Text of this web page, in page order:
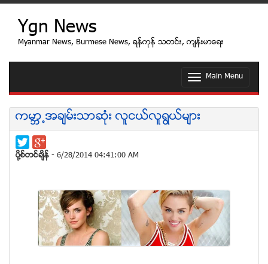
Ygn News
Myanmar News, Burmese News, ရန္ကုန္ သတင္း, က်န္းမာေရး
T
g
e
a
t
n
Main Menu
ကမာၻ႕အခ်မ္းသာဆံုး လူငယ္လူရြယ္မ်ား
ပုိ႔စ္တင္ခ်ိန္ - 6/28/2014 04:41:00 AM